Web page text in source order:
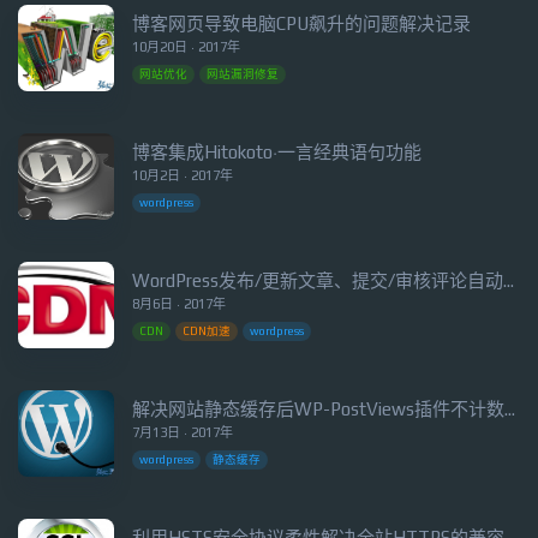
10月20日 · 2017年
博客网页导致电脑CPU飙升的问题解决记录
网站优化 网站漏洞修复
10月2日 · 2017年
博客集成Hitokoto·一言经典语句功能
wordpress
8月6日 · 2017年
WordPress发布/更新文章、提交/审核评论自动清理阿里云CDN缓存
CDN CDN加速 wordpress
7月13日 · 2017年
解决网站静态缓存后WP-PostViews插件不计数的问题
wordpress 静态缓存